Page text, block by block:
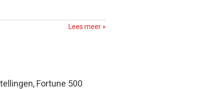
Lees meer »
Fortune 500